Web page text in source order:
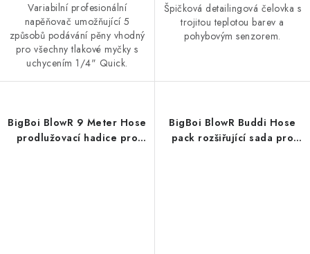
Variabilní profesionální
napěňovač umožňující 5
způsobů podávání pěny vhodný
pro všechny tlakové myčky s
uchycením 1/4" Quick.
Špičková detailingová čelovka s
trojitou teplotou barev a
pohybovým senzorem.
BigBoi BlowR 9 Meter Hose
prodlužovací hadice pro
BigBoi BlowR Buddi Hose
pack rozšiřující sada pro